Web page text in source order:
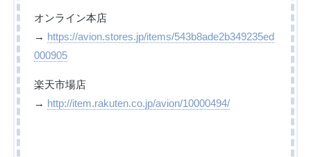
オンライン本店
→ https://avion.stores.jp/items/543b8ade2b349235ed
000905
楽天市場店
→ http://item.rakuten.co.jp/avion/10000494/